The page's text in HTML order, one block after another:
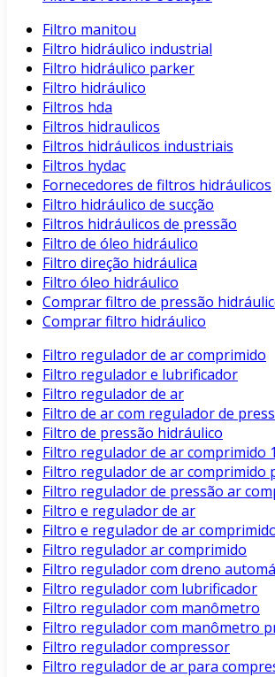
Filtro manitou
Filtro hidráulico industrial
Filtro hidráulico parker
Filtro hidráulico
Filtros hda
Filtros hidraulicos
Filtros hidráulicos industriais
Filtros hydac
Fornecedores de filtros hidráulicos
Filtro hidráulico de sucção
Filtros hidráulicos de pressão
Filtro de óleo hidráulico
Filtro direção hidráulica
Filtro óleo hidráulico
Comprar filtro de pressão
Comprar filtro hidráulico
Filtro regulador de ar comprimido
Filtro regulador e lubrificador
Filtro regulador de ar
Filtro de ar com regulador de
Filtro de pressão hidráulico
Filtro regulador de ar comprimido
Filtro regulador de ar comprimido
Filtro regulador de pressão ar
Filtro e regulador de ar
Filtro e regulador de ar
Filtro regulador ar comprimido
Filtro regulador com dreno
Filtro regulador com lubrificador
Filtro regulador com manômetro
Filtro regulador com manômetro
Filtro regulador compressor
Filtro regulador de ar para